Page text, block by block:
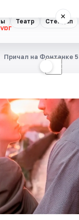
Театр Стендап
×
☾
Причал на Фонтанке